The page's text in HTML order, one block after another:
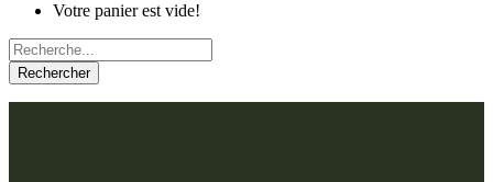
Votre panier est vide!
Rechercher